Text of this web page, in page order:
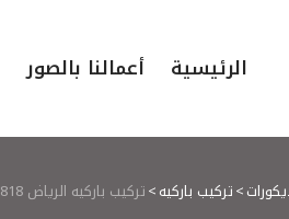
الرئيسية أعمالنا بالصور
>تركيب باركيه>تركيب باركيه الرياض 0501932818 – أرضيات باركيه خشبي – معلم تركيب باركيه الرياض